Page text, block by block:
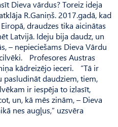
Dieva vārdus? Toreiz ideja
R.Ganiņš. 2017.gadā, kad
draudzes tika aicinātas
Latvijā. Ideju bija daudz, un
– nepieciešams Dieva Vārdu
Profesores Austras
kādreizējo ieceri. “Tā ir
pasludināt daudziem, tiem,
ir iespēja to izlasīt,
un, kā mēs zinām, – Dieva
nes augļus,” uzsvēra